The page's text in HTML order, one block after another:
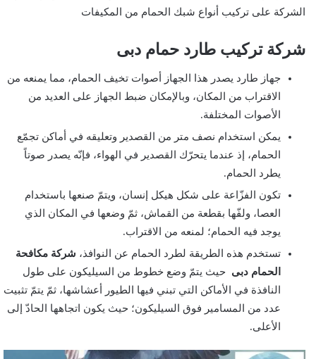
الشركة على تركيب أنواع شبك الحمام من المكيفات
شركة تركيب طارد حمام دبى
جهاز طارد يصدر هذا الجهاز أصوات تخيف الحمام، مما يمنعه من
الاقتراب من المكان، وبالإمكان ضبط الجهاز على العديد من
الأصوات المختلفة.
يمكن استخدام نصف متر من القصدير وتعليقه في أماكن تجمّع
الحمام، إذ عندما يتحرّك القصدير في الهواء، فإنّه يصدر صوتاً
يطرد الحمام.
تكون الفزّاعة على شكل هيكل إنسان، ويتمّ صنعها باستخدام
العصا، ولفّها بقطعة من القماش، ثمّ وضعها في المكان الذي
يوجد فيه الحمام؛ لمنعه من الاقتراب.
تستخدم هذه الطريقة لطرد الحمام عن النوافذ، شركة مكافحة
الحمام دبى
حيث يتمّ وضع خطوط من السيليكون على طول
النافذة في الأماكن التي تبني فيها الطيور أعشاشها، ثمّ يتمّ تثبيت
عدد من المسامير فوق السيليكون؛ حيث يكون اتجاهها الحادّ إلى
الأعلى.